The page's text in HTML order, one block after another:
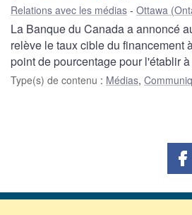
Relations avec les médias Ottawa
La Banque du Canada a annoncé
relève le taux cible du financement
point de pourcentage pour l'établir à
Type(s) de contenu : Médias,